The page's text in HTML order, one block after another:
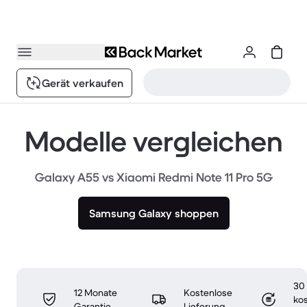
Gerät verkaufen
Modelle vergleichen
Galaxy A55 vs Xiaomi Redmi Note 11 Pro 5G
Samsung Galaxy shoppen
12 Monate
Kostenlose
30